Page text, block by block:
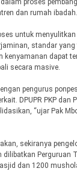
proses
dan rumah ibadah.
untuk
standar
dapat
secara masive.
pengurus
DPUPR PKP dan
“ujar Pak
sekiranya
dilibatkan Perguruan
dan 1200